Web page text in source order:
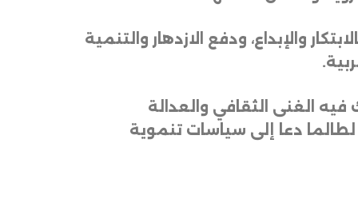
والإبداع، ودفع الازدهار والتنمية
.
فيه الغنى الثقافي والعدالة
لطالما دعا إلى سياسات تنموية